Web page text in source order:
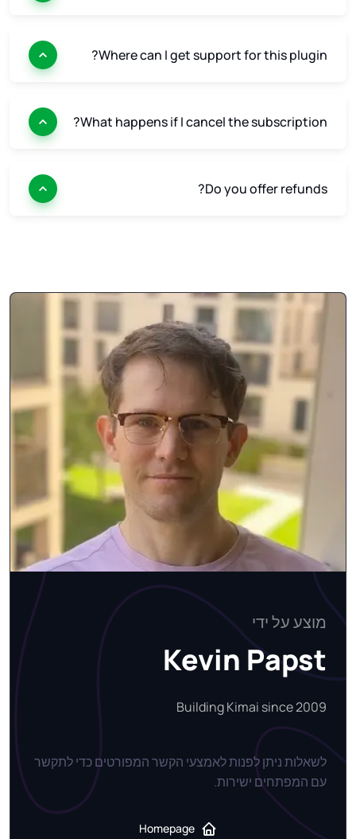
Where can I get support for this plugin?
What happens if I cancel the subscription?
Do you offer refunds?
מוצע על ידי
Kevin Papst
Building Kimai since 2009
לשאלות ניתן לפנות לאמצעי הקשר המפורטים כדי לתקשר
עם המפתחים ישירות.
Homepage